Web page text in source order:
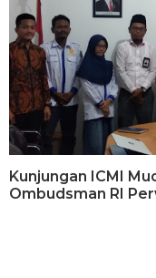
Kunjungan ICMI
Ombudsman RI